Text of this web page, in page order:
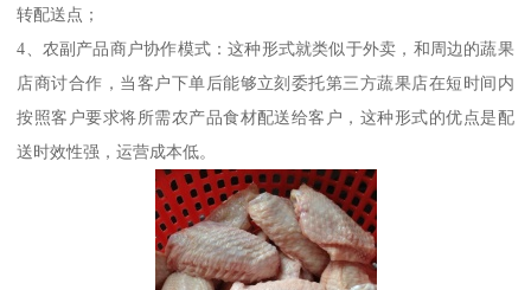
转配送点；
4、农副产品商户协作模式：这种形式就类似于外卖，和周边的蔬果
店商讨合作，当客户下单后能够立刻委托第三方蔬果店在短时间内
按照客户要求将所需农产品食材配送给客户，这种形式的优点是配
送时效性强，运营成本低。